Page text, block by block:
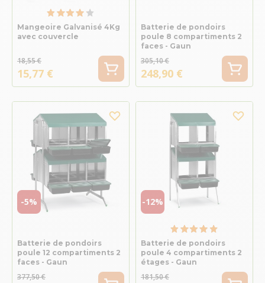
Mangeoire Galvanisé 4Kg
avec couvercle
18,55 €
15,77 €
Batterie de pondoirs
poule 8 compartiments 2
faces - Gaun
305,10 €
248,90 €
-5%
Batterie de pondoirs
poule 12 compartiments 2
faces - Gaun
377,50 €
-12%
Batterie de pondoirs
poule 4 compartiments 2
étages - Gaun
181,50 €